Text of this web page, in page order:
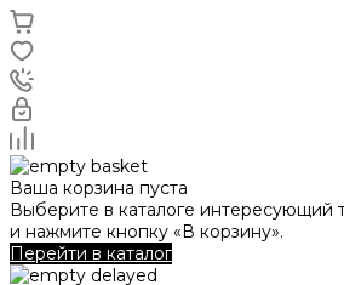
Ваша корзина пуста
Выберите в каталоге интересующий
и нажмите кнопку «В корзину».
Перейти в каталог